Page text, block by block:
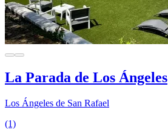
La Parada de Los Ángeles
Los Ángeles de San Rafael
(1)